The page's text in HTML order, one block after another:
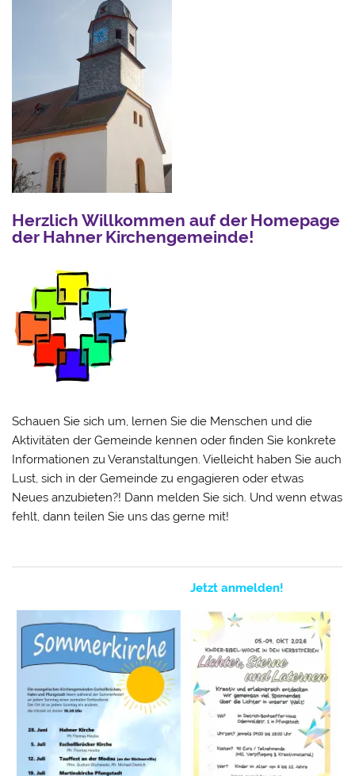
Herzlich Willkommen auf der Homepage
der Hahner Kirchengemeinde!
Schauen Sie sich um, lernen Sie die Menschen und die
Aktivitäten der Gemeinde kennen oder finden Sie konkrete
Informationen zu Veranstaltungen. Vielleicht haben Sie auch
Lust, sich in der Gemeinde zu engagieren oder etwas
Neues anzubieten?! Dann melden Sie sich. Und wenn etwas
fehlt, dann teilen Sie uns das gerne mit!
Jetzt anmelden!